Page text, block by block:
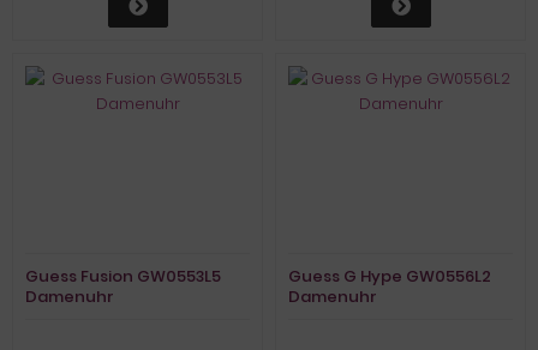
Guess Fusion GW0553L5
Damenuhr
Guess G Hype GW0556L2
Damenuhr